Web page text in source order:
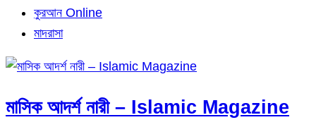
কুরআন Online
মাদরাসা
মাসিক আদর্শ নারী – Islamic Magazine